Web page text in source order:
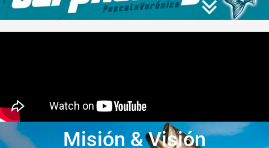
Misión & Visión